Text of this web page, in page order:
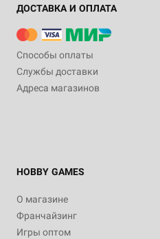
ДОСТАВКА И ОПЛАТА
Способы оплаты
Службы доставки
Адреса магазинов
HOBBY GAMES
О магазине
Франчайзинг
Игры оптом